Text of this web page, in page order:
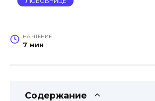
НА ЧТЕНИЕ
7 мин
Содержание